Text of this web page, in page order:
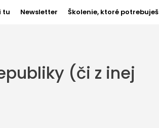
tu Newsletter Školenie, ktoré potrebuješ
(či z inej